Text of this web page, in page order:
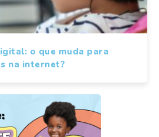
o que muda para
na internet?